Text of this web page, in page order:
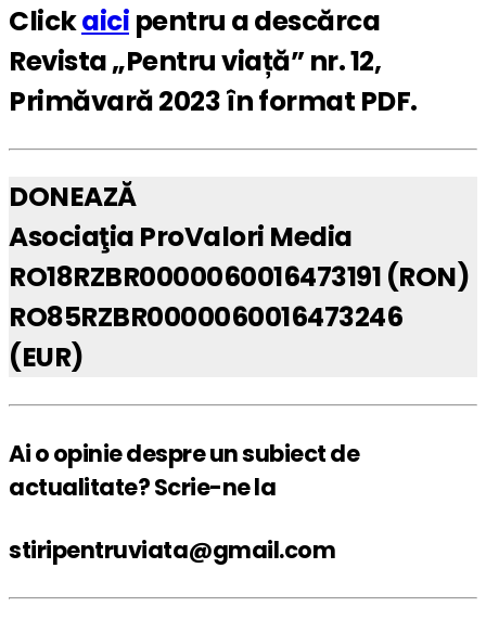
Clickaici pentru a descărca
Revista „Pentru viață” nr. 12,
Primăvară 2023 în format PDF.
DONEAZĂ
Asociaţia ProValori Media
RO18RZBR0000060016473191 (RON)
RO85RZBR0000060016473246
(EUR)
Ai o opinie despre un subiect de
actualitate? Scrie-ne la
stiripentruviata@gmail.com